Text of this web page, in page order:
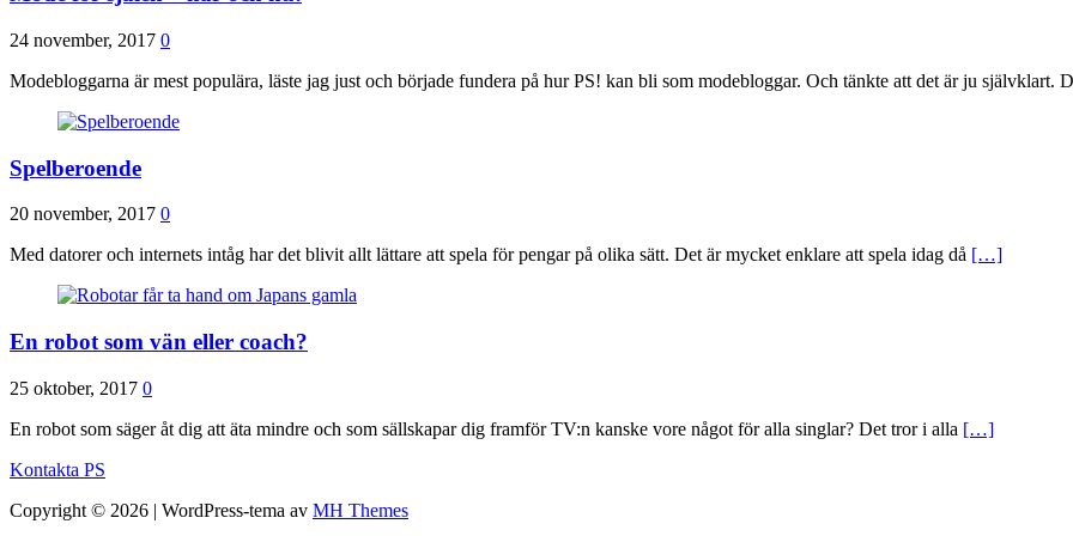
24 november, 2017 0
Modebloggarna är mest populära, läste jag just och började fundera på hur PS! kan bli som modebloggar. Och tänkte att det är ju självklart.
Spelberoende
20 november, 2017 0
Med datorer och internets intåg har det blivit allt lättare att spela för pengar på olika sätt. Det är mycket enklare att spela idag då […]
En robot som vän eller coach?
25 oktober, 2017 0
En robot som säger åt dig att äta mindre och som sällskapar dig framför TV:n kanske vore något för alla singlar? Det tror i alla […]
Kontakta PS
Copyright © 2026 | WordPress-tema av MH Themes